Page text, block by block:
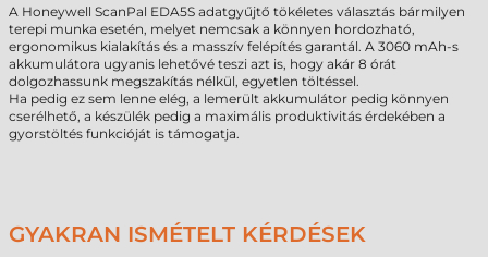
A Honeywell ScanPal EDA5S adatgyűjtő tökéletes választás bármilyen
terepi munka esetén, melyet nemcsak a könnyen hordozható,
ergonomikus kialakítás és a masszív felépítés garantál. A 3060 mAh-s
akkumulátora ugyanis lehetővé teszi azt is, hogy akár 8 órát
dolgozhassunk megszakítás nélkül, egyetlen töltéssel.
Ha pedig ez sem lenne elég, a lemerült akkumulátor pedig könnyen
cserélhető, a készülék pedig a maximális produktivitás érdekében a
gyorstöltés funkcióját is támogatja.
GYAKRAN ISMÉTELT KÉRDÉSEK